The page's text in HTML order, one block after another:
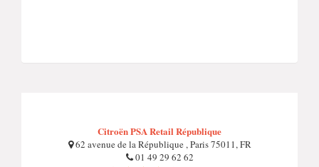
Citroën PSA Retail République
62 avenue de la République , Paris 75011, FR
01 49 29 62 62